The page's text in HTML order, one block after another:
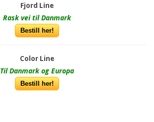
Fjord Line
Rask vei til Danmark
Bestill her!
Color Line
Til Danmark og Europa
Bestill her!